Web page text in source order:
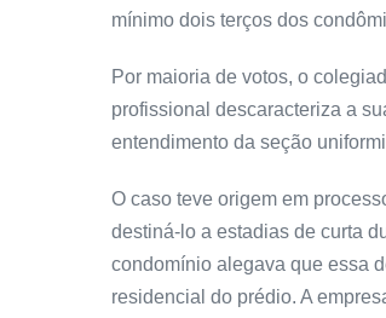
mínimo dois terços dos
Por maioria de votos, o
profissional descaracteriza a
entendimento da seção
O caso teve origem em
destiná-lo a estadias de curta
condomínio alegava que essa
residencial do prédio. A